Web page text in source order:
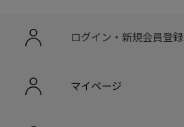
ログイン・新規会員登録
マイページ